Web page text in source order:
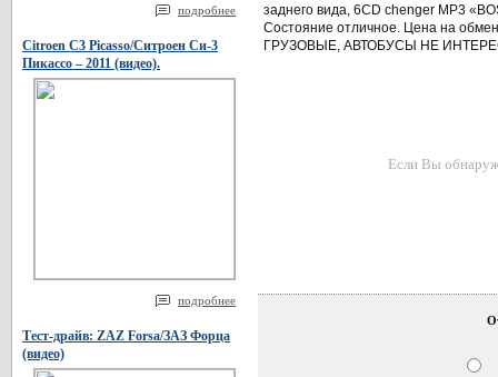
подробнее
Citroen C3 Picasso/Ситроен Си-3
Пикассо – 2011 (видео).
подробнее
Тест-драйв: ZAZ Forsa/ЗАЗ Форца
(видео)
заднего вида, 6CD chenger MP3
Состояние отличное. Цена на
ГРУЗОВЫЕ, АВТОБУСЫ НЕ
Если Вы